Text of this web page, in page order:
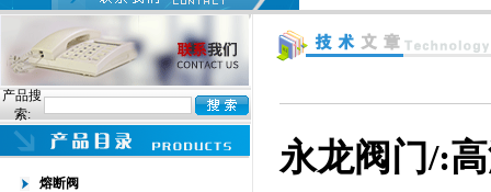
产品搜
索:
熔断阀
永龙阀门/: